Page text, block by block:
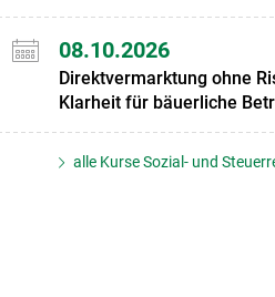
08.10.2026
Direktvermarktung ohne
Klarheit für bäuerliche
alle Kurse Sozial- und